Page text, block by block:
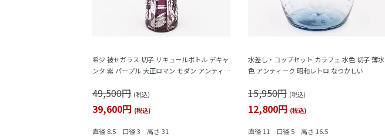
希少 被せガラス 切子 リキュールボトル デキャ
ンタ 紫 パープル 大正ロマン モダン アンティー
49,500円 (税込)
39,600円 (税込)
直径 8.5 口径 3 高さ 31
水差し・コップセット カラフェ 水色 切子 薄水
色 アンティーク 昭和レトロ なつかしい
15,950円 (税込)
12,800円 (税込)
直径 11 口径 5 高さ 16.5